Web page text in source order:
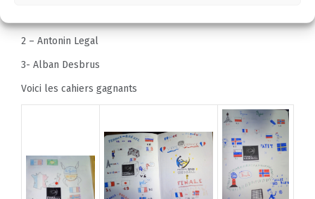
2 – Antonin Legal
3- Alban Desbrus
Voici les cahiers gagnants